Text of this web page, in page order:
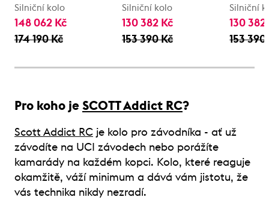
Silniční kolo
148 062 Kč
174 190 Kč
Silniční kolo
130 382 Kč
153 390 Kč
Silniční
130 382
153 390
Pro koho je SCOTT Addict RC?
Scott Addict RC je kolo pro závodníka - ať už
závodíte na UCI závodech nebo porážíte
kamarády na každém kopci. Kolo, které reaguje
okamžitě, váží minimum a dává vám jistotu, že
vás technika nikdy nezradí.